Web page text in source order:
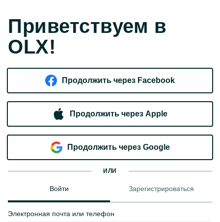
Приветствуем в
OLX!
Продолжить через Facebook
Продолжить через Apple
Продолжить через Google
ИЛИ
Войти Зарегистрироваться
Электронная почта или телефон